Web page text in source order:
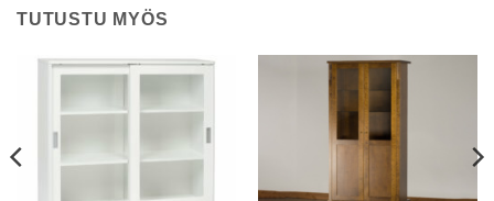
TUTUSTU MYÖS